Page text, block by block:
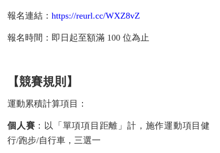
報名連結： https://reurl.cc/WXZ8vZ
報名時間：即日起至額滿 100 位為止
【競賽規則】
運動累積計算項目：
個人賽 ：以「單項項目距離」計，施作運動項目健
行/跑步/自行車，三選一